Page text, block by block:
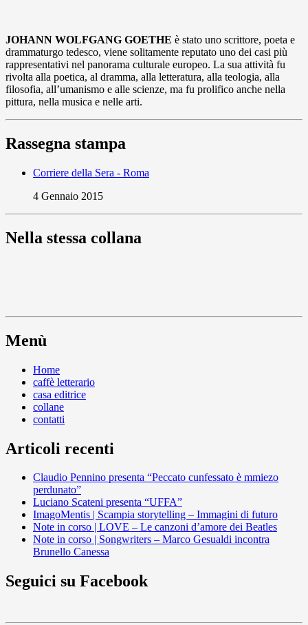
JOHANN WOLFGANG GOETHE è stato uno scrittore, poeta e
drammaturgo tedesco, viene solitamente reputato uno dei casi più
rappresentativi nel panorama culturale europeo. La sua attività fu
rivolta alla poetica, al dramma, alla letteratura, alla teologia, alla
filosofia, all’umanismo e alle scienze, ma fu prolifico anche nella
pittura, nella musica e nelle arti.
Rassegna stampa
Corriere della Sera - Roma
4 Gennaio 2015
Nella stessa collana
Menù
Home
caffè letterario
casa editrice
collane
contatti
Articoli recenti
Claudio Pennino presenta “Peccato cunfessato è mmiezo
perdunato”
Luciano Scateni presenta “UFFA”
ImagoMentis | Scampia storytelling – Immagini di futuro
Note in corso | LOVE – Le canzoni d’amore dei Beatles
Note in corso | Songwriters – Marco Gesualdi incontra
Brunello Canessa
Seguici su Facebook